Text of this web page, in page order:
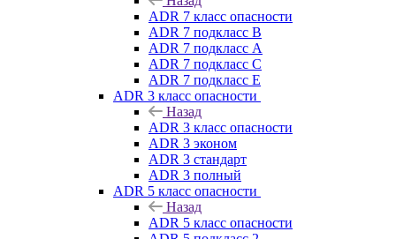
ADR 7 класс опасности
ADR 7 подкласс B
ADR 7 подкласс A
ADR 7 подкласс C
ADR 7 подкласс E
ADR 3 класс опасности
Назад
ADR 3 класс опасности
ADR 3 эконом
ADR 3 стандарт
ADR 3 полный
ADR 5 класс опасности
Назад
ADR 5 класс опасности